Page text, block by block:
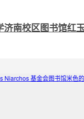
济南校区图书馆红